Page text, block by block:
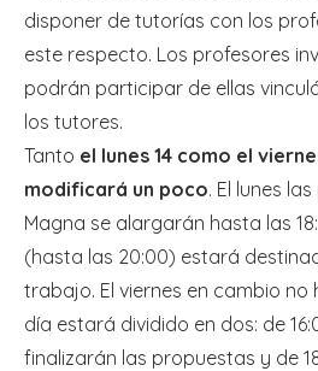
disponer de tutorías con los
este respecto. Los profesores
podrán participar de ellas
los tutores.
Tanto el lunes 14 como el
modificará un poco. El lunes
Magna se alargarán hasta las
(hasta las 20:00) estará
trabajo. El viernes en cambio no
día estará dividido en dos: de
finalizarán las propuestas y de